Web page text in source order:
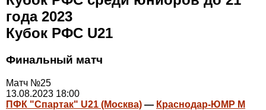
года 2023
Кубок РФС U21
Финальный матч
Матч №25
13.08.2023 18:00
ПФК "Спартак" U21 (Москва) — Краснодар-ЮМР М